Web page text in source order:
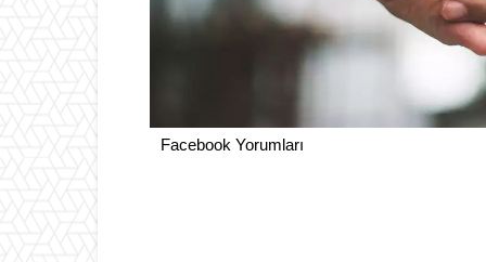
Facebook Yorumları